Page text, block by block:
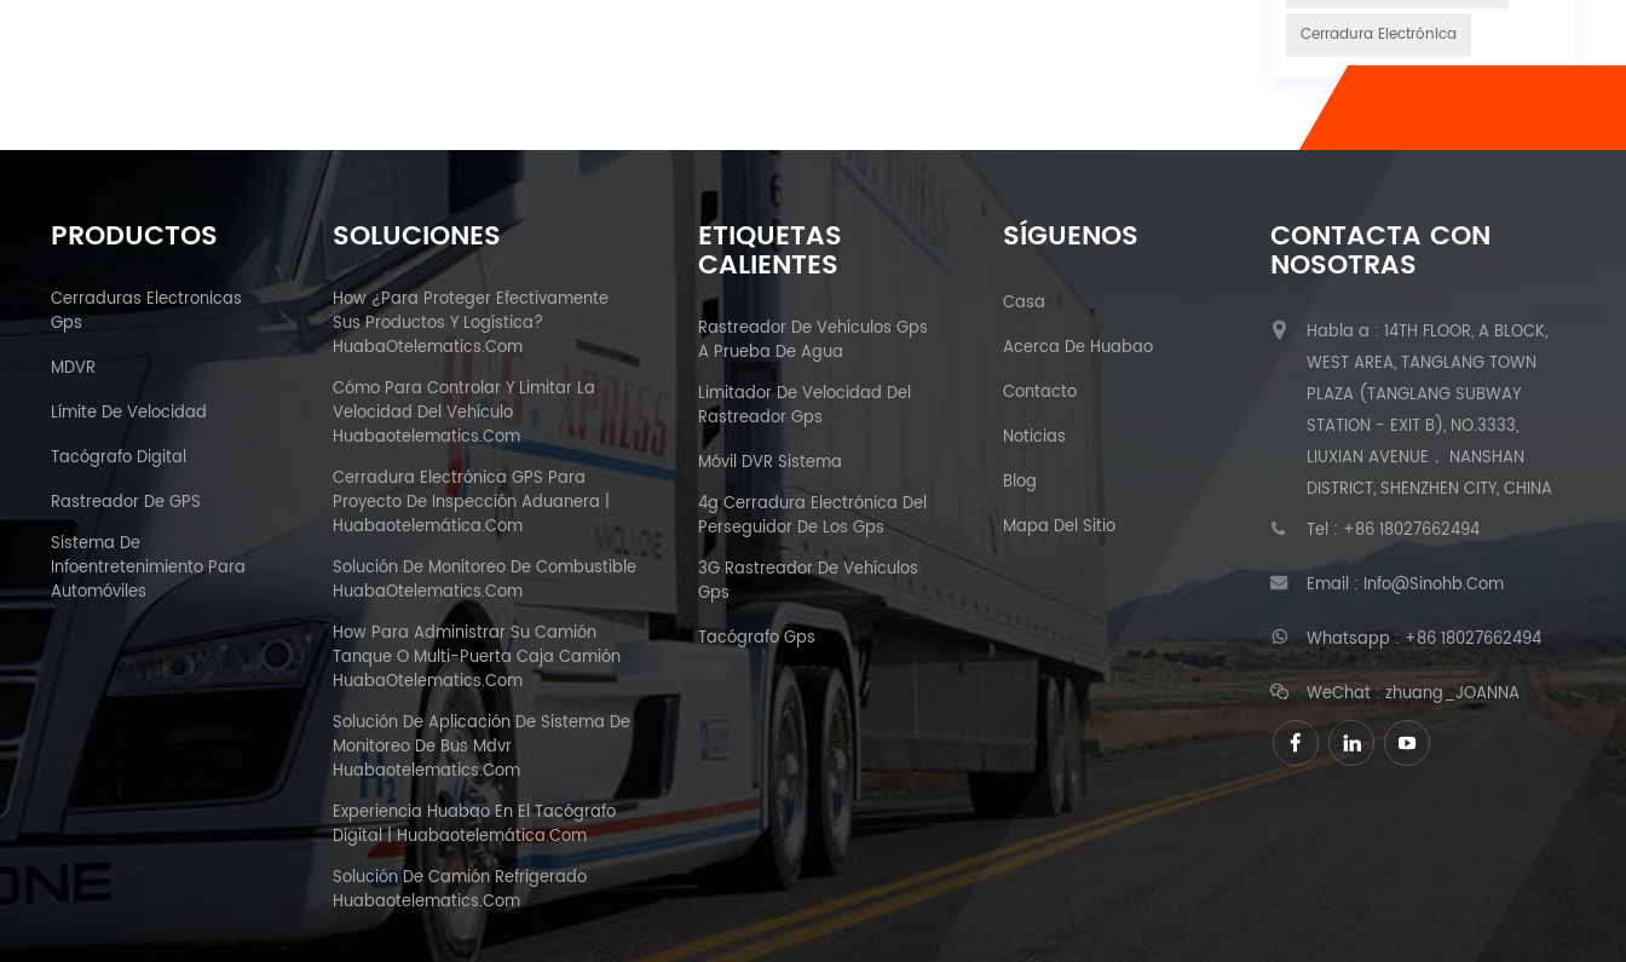
Cerradura Electrónica
PRODUCTOS
Cerraduras Electronicas
Gps
MDVR
Límite De Velocidad
Tacógrafo Digital
Rastreador De GPS
Sistema De
Infoentretenimiento Para
Automóviles
SOLUCIONES
How ¿Para Proteger Efectivamente
Sus Productos Y Logística?
HuabaOtelematics.com
Cómo Para Controlar Y Limitar La
Velocidad Del Vehículo
Huabaotelematics.com
Cerradura Electrónica GPS Para
Proyecto De Inspección Aduanera |
Huabaotelemática.com
Solución De Monitoreo De Combustible
HuabaOtelematics.com
How Para Administrar Su Camión
Tanque O Multi-Puerta Caja Camión
HuabaOtelematics.com
Solución De Aplicación De Sistema De
Monitoreo De Bus Mdvr
Huabaotelematics.com
Experiencia Huabao En El Tacógrafo
Digital | Huabaotelemática.com
Solución De Camión Refrigerado
Huabaotelematics.com
ETIQUETAS
CALIENTES
Rastreador De Vehículos Gps
A Prueba De Agua
Limitador De Velocidad Del
Rastreador Gps
Móvil DVR Sistema
4g Cerradura Electrónica Del
Perseguidor De Los Gps
3G Rastreador De Vehículos
Gps
Tacógrafo Gps
SÍGUENOS
Casa
Acerca De Huabao
Contacto
Noticias
Blog
Mapa Del Sitio
CONTACTA CON
NOSOTRAS
Habla a : 14TH FLOOR, A BLOCK,
WEST AREA, TANGLANG TOWN
PLAZA (TANGLANG SUBWAY
STATION - EXIT B), NO.3333,
LIUXIAN AVENUE， NANSHAN
DISTRICT, SHENZHEN CITY, CHINA
Tel : +86 18027662494
Email : Info@sinohb.com
Whatsapp : +86 18027662494
WeChat : zhuang_JOANNA